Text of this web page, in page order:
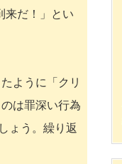
来だ！」とい
ように「クリ
は罪深い行為
ょう。繰り返